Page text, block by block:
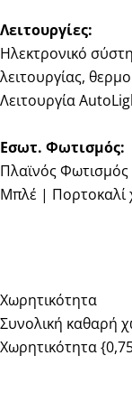
Λειτουργίες:
Ηλεκτρονικό
λειτουργίας,
Λειτουργία
Εσωτ. Φωτισμός:
Πλαϊνός
Μπλέ | Πορτοκαλί
Χωρητικότητα
Συνολική καθαρή
Χωρητικότητα